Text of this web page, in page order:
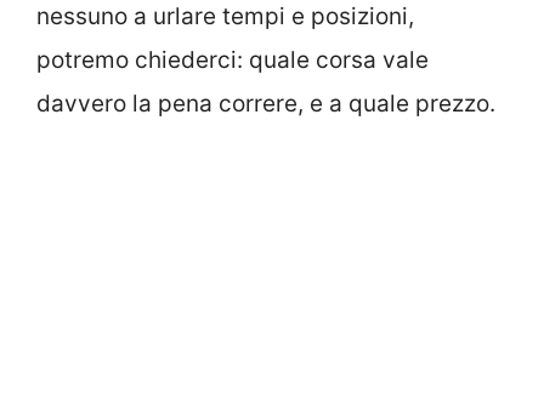
nessuno a urlare tempi e posizioni,
potremo chiederci: quale corsa vale
davvero la pena correre, e a quale prezzo.